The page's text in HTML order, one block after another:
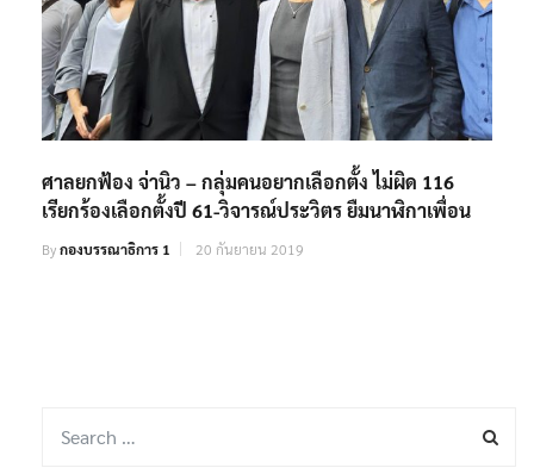
ศาลยกฟ้อง จ่านิว – กลุ่มคนอยากเลือกตั้ง ไม่ผิด 116
เรียกร้องเลือกตั้งปี 61-วิจารณ์ประวิตร ยืมนาฬิกาเพื่อน
Byกองบรรณาธิการ 1 20 กันยายน 2019